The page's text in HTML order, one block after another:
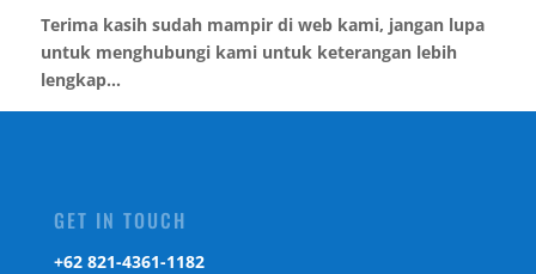
Terima kasih sudah mampir di web kami, jangan lupa
untuk menghubungi kami untuk keterangan lebih
lengkap...
GET IN TOUCH
‎+62 821-4361-1182